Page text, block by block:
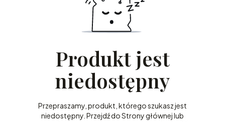
Produkt jest
niedostępny
Przepraszamy, produkt, którego szukasz jest
niedostępny. Przejdź do Strony głównej lub